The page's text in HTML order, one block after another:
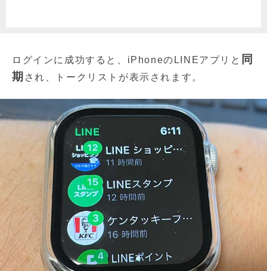
ログインに成功すると、iPhoneのLINEアプリと 同
期 され、トークリストが表示されます。